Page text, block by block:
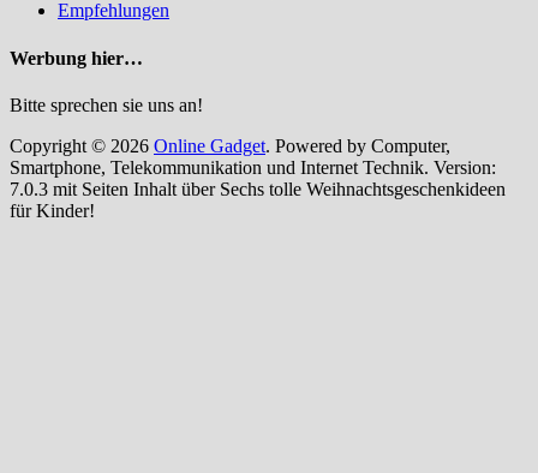
Empfehlungen
Werbung hier…
Bitte sprechen sie uns an!
Copyright © 2026 Online Gadget. Powered by Computer,
Smartphone, Telekommunikation und Internet Technik. Version:
7.0.3 mit Seiten Inhalt über Sechs tolle Weihnachtsgeschenkideen
für Kinder!